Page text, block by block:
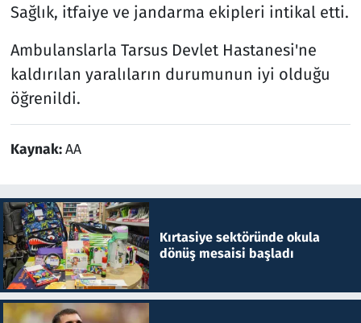
Sağlık, itfaiye ve jandarma ekipleri intikal etti.
Ambulanslarla Tarsus Devlet Hastanesi'ne
kaldırılan yaralıların durumunun iyi olduğu
öğrenildi.
Kaynak:AA
Kırtasiye sektöründe okula
dönüş mesaisi başladı